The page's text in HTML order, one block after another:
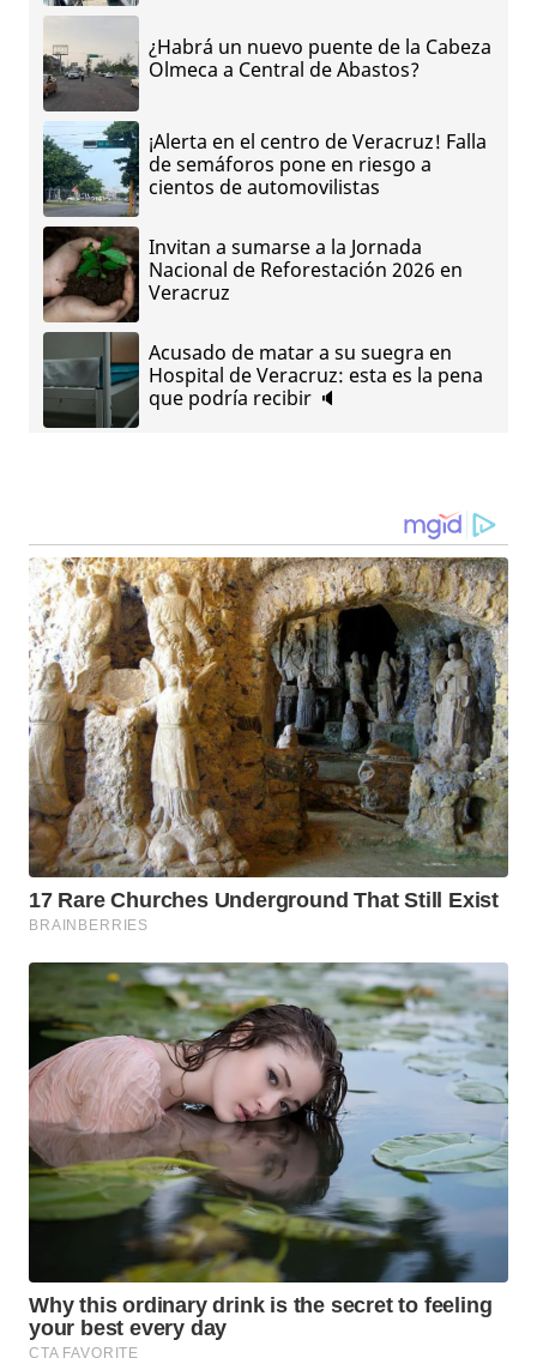
¿Habrá un nuevo puente de la Cabeza
Olmeca a Central de Abastos?
¡Alerta en el centro de Veracruz! Falla
de semáforos pone en riesgo a
cientos de automovilistas
Invitan a sumarse a la Jornada
Nacional de Reforestación 2026 en
Veracruz
Acusado de matar a su suegra en
Hospital de Veracruz: esta es la pena
que podría recibir 🔈